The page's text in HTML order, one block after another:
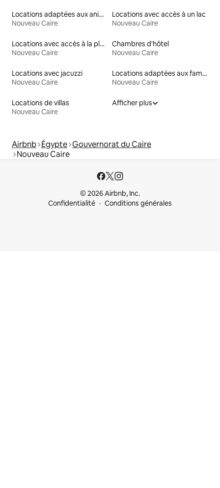
Locations adaptées aux animaux
Nouveau Caire
Locations avec accès à un lac
Nouveau Caire
Locations avec accès à la plage
Nouveau Caire
Chambres d'hôtel
Nouveau Caire
Locations avec jacuzzi
Nouveau Caire
Locations adaptées aux familles
Nouveau Caire
Locations de villas
Nouveau Caire
Afficher plus
Airbnb Égypte Gouvernorat du Caire
Nouveau Caire
© 2026 Airbnb, Inc.
Confidentialité
Conditions générales